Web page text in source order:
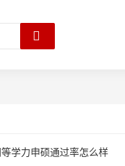
学力申硕通过率怎么样